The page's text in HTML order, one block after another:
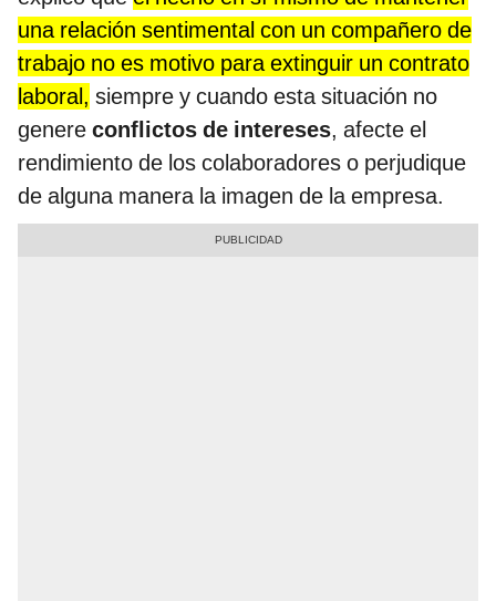
una relación sentimental con un compañero de
trabajo no es motivo para extinguir un contrato
laboral, siempre y cuando esta situación no
genere conflictos de intereses, afecte el
rendimiento de los colaboradores o perjudique
de alguna manera la imagen de la empresa.